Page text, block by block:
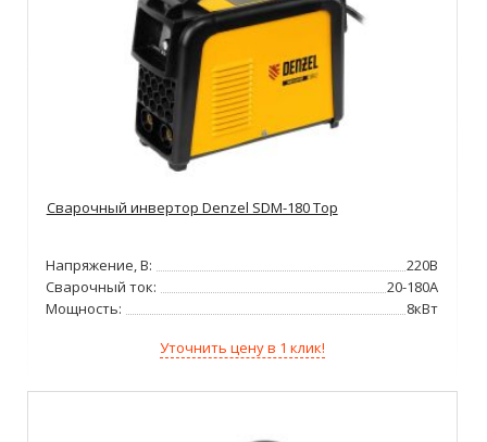
Сварочный инвертор Denzel SDM-180 Top
Напряжение, В:
220В
Сварочный ток:
20-180А
Мощность:
8кВт
Уточнить цену в 1 клик!